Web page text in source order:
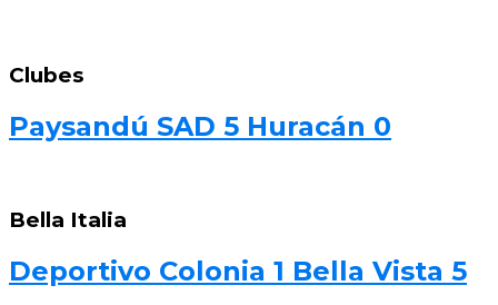
Clubes
Paysandú SAD 5 Huracán 0
Bella Italia
Deportivo Colonia 1 Bella Vista 5